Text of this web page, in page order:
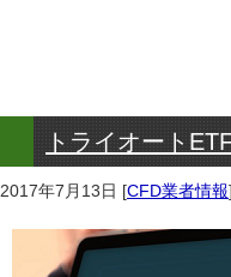
トライオート
2017年7月13日 [CFD業者情報]